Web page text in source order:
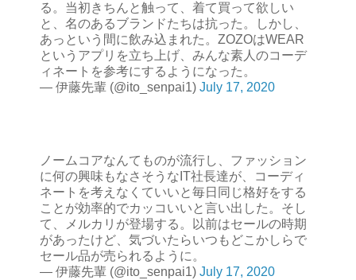
る。当初きちんと触って、着て買って欲しい
と、名のあるブランドたちは抗った。しかし、
あっという間に飲み込まれた。ZOZOはWEAR
というアプリを立ち上げ、みんな素人のコーデ
ィネートを参考にするようになった。
— 伊藤先輩 (@ito_senpai1) July 17, 2020
ノームコアなんてものが流行し、ファッション
に何の興味もなさそうなIT社長達が、コーディ
ネートを考えなくていいと毎日同じ格好をする
ことが効率的でカッコいいと言い出した。そし
て、メルカリが登場する。以前はセールの時期
があったけど、気づいたらいつもどこかしらで
セール品が売られるように。
— 伊藤先輩 (@ito_senpai1) July 17, 2020